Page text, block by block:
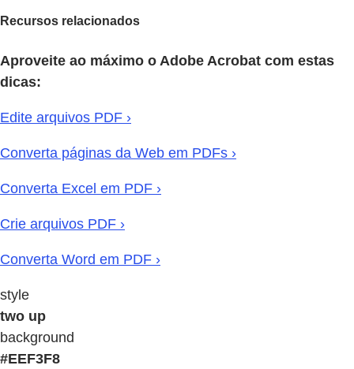
Recursos relacionados
Aproveite ao máximo o Adobe Acrobat com estas
dicas:
Edite arquivos PDF ›
Converta páginas da Web em PDFs ›
Converta Excel em PDF ›
Crie arquivos PDF ›
Converta Word em PDF ›
style
two up
background
#EEF3F8